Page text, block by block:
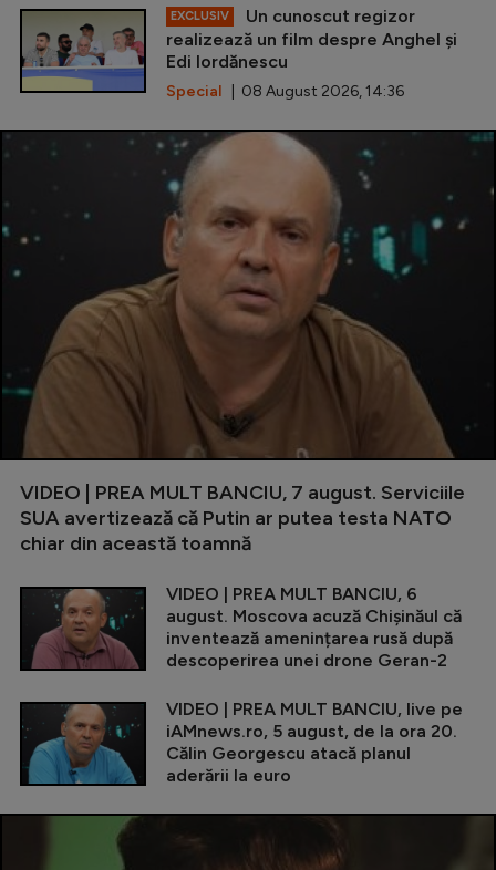
EXCLUSIV
Un cunoscut regizor
realizează un film despre Anghel și
Edi Iordănescu
Special | 08 August 2026, 14:36
VIDEO | PREA MULT BANCIU, 7 august. Serviciile
SUA avertizează că Putin ar putea testa NATO
chiar din această toamnă
VIDEO | PREA MULT BANCIU, 6
august. Moscova acuză Chișinăul că
inventează amenințarea rusă după
descoperirea unei drone Geran-2
VIDEO | PREA MULT BANCIU, live pe
iAMnews.ro, 5 august, de la ora 20.
Călin Georgescu atacă planul
aderării la euro